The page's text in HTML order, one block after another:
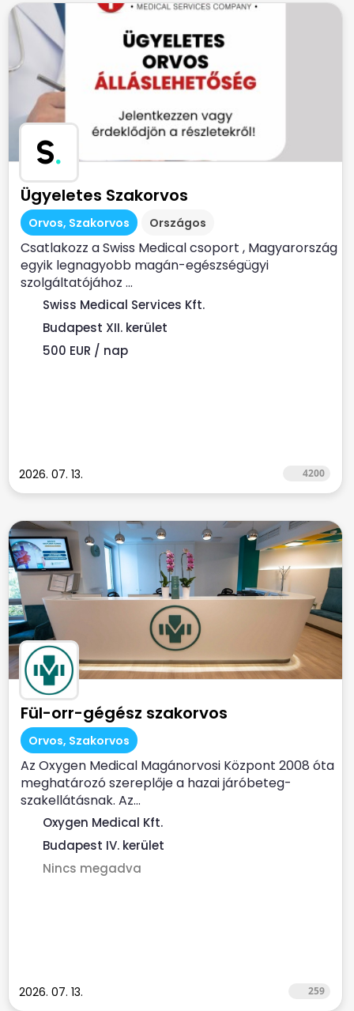
S.
Ügyeletes Szakorvos
Orvos, Szakorvos Országos
Csatlakozz a Swiss Medical csoport , Magyarország
egyik legnagyobb magán-egészségügyi
szolgáltatójához ...
Swiss Medical Services Kft.
Budapest XII. kerület
500 EUR / nap
2026. 07. 13. 4200
Fül-orr-gégész szakorvos
Orvos, Szakorvos
Az Oxygen Medical Magánorvosi Központ 2008 óta
meghatározó szereplője a hazai járóbeteg-
szakellátásnak. Az...
Oxygen Medical Kft.
Budapest IV. kerület
Nincs megadva
2026. 07. 13. 259